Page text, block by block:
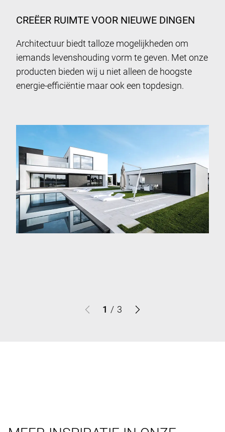
CREËER RUIMTE VOOR NIEUWE DINGEN
Architectuur biedt talloze mogelijkheden om
iemands levenshouding vorm te geven. Met onze
producten bieden wij u niet alleen de hoogste
energie-efficiëntie maar ook een topdesign.
1 / 3